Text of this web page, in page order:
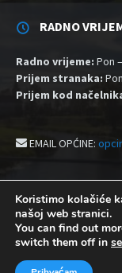
RADNO
Radno vrijeme: Pon
Prijem stranaka:
Prijem kod
EMAIL OPĆINE:
Izjava o
Koristimo kolačiće
našoj web stranici.
You can find out
switch them off in